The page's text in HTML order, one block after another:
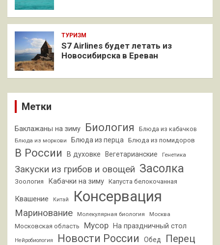
ТУРИЗМ
S7 Airlines будет летать из
Новосибирска в Ереван
Метки
Баклажаны на зиму Биология Блюда из кабачков
Блюда из моркови Блюда из перца Блюда из помидоров
В России В духовке Вегетарианские Генетика
Закуски из грибов и овощей Засолка
Зоология Кабачки на зиму Капуста белокочанная
Квашение Китай Консервация
Маринование Молекулярная биология Москва
Московская область Мусор На праздничный стол
Нейробиология Новости России Обед
Перец